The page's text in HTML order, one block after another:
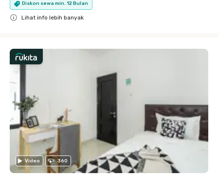
Diskon sewa min. 12 Bulan
Lihat info lebih banyak
Video 360